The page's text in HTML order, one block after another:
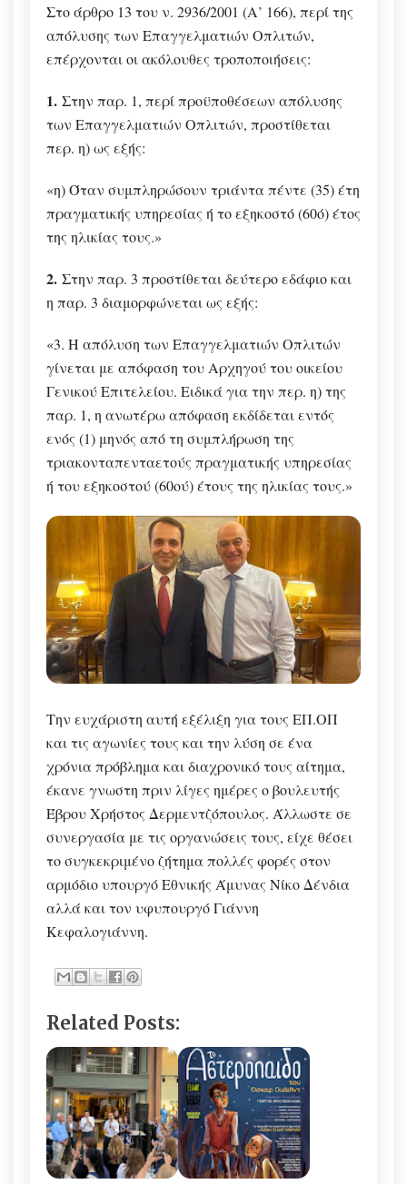
Στο άρθρο 13 του ν. 2936/2001 (Α’ 166), περί της
απόλυσης των Επαγγελματιών Οπλιτών,
επέρχονται οι ακόλουθες τροποποιήσεις:
1. Στην παρ. 1, περί προϋποθέσεων απόλυσης
των Επαγγελματιών Οπλιτών, προστίθεται
περ. η) ως εξής:
«η) Όταν συμπληρώσουν τριάντα πέντε (35) έτη
πραγματικής υπηρεσίας ή το εξηκοστό (60ό) έτος
της ηλικίας τους.»
2. Στην παρ. 3 προστίθεται δεύτερο εδάφιο και
η παρ. 3 διαμορφώνεται ως εξής:
«3. Η απόλυση των Επαγγελματιών Οπλιτών
γίνεται με απόφαση του Αρχηγού του οικείου
Γενικού Επιτελείου. Ειδικά για την περ. η) της
παρ. 1, η ανωτέρω απόφαση εκδίδεται εντός
ενός (1) μηνός από τη συμπλήρωση της
τριακονταπενταετούς πραγματικής υπηρεσίας
ή του εξηκοστού (60ού) έτους της ηλικίας τους.»
Την ευχάριστη αυτή εξέλιξη για τους ΕΠ.ΟΠ
και τις αγωνίες τους και την λύση σε ένα
χρόνια πρόβλημα και διαχρονικό τους αίτημα,
έκανε γνωστη πριν λίγες ημέρες ο βουλευτής
Έβρου Χρήστος Δερμεντζόπουλος. Άλλωστε σε
συνεργασία με τις οργανώσεις τους, είχε θέσει
το συγκεκριμένο ζήτημα πολλές φορές στον
αρμόδιο υπουργό Εθνικής Άμυνας Νίκο Δένδια
αλλά και τον υφυπουργό Γιάννη
Κεφαλογιάννη.
Related Posts: